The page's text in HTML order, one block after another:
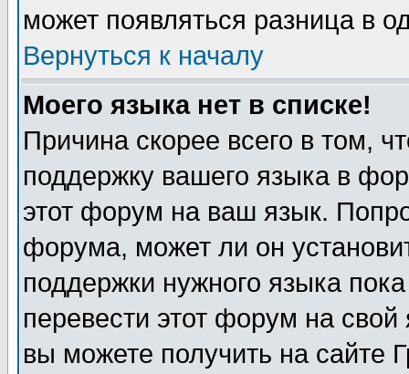
может появляться разница в
Вернуться к началу
Моего языка нет в списке!
Причина скорее всего в том,
поддержку вашего языка в
этот форум на ваш язык.
форума, может ли он
поддержки нужного языка
перевести этот форум на
вы можете получить на сайте